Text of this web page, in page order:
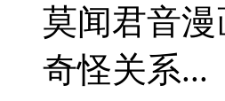
莫闻君音
奇怪关系...